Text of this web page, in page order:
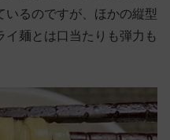
いるのですが、ほかの縦型
イ麺とは口当たりも弾力も